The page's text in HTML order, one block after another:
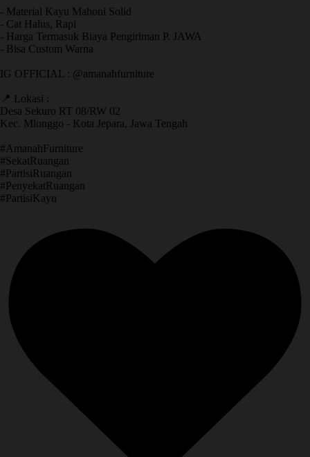
- Material Kayu Mahoni Solid
- Cat Halus, Rapi
- Harga Termasuk Biaya Pengiriman P. JAWA
- Bisa Custom Warna
IG OFFICIAL : @amanahfurniture
📍 Lokasi :
Desa Sekuro RT 08/RW 02
Kec. Mlonggo - Kota Jepara, Jawa Tengah
​#AmanahFurniture
​#SekatRuangan
​#PartisiRuangan
​#PenyekatRuangan
​#PartisiKayu